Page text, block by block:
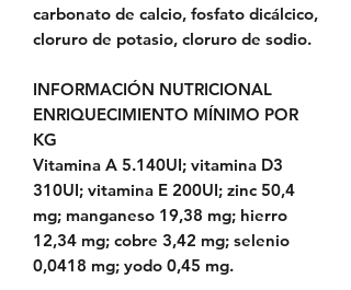
carbonato de calcio, fosfato dicálcico,
cloruro de potasio, cloruro de sodio.
INFORMACIÓN NUTRICIONAL
ENRIQUECIMIENTO MÍNIMO POR
KG
Vitamina A 5.140UI; vitamina D3
310UI; vitamina E 200UI; zinc 50,4
mg; manganeso 19,38 mg; hierro
12,34 mg; cobre 3,42 mg; selenio
0,0418 mg; yodo 0,45 mg.